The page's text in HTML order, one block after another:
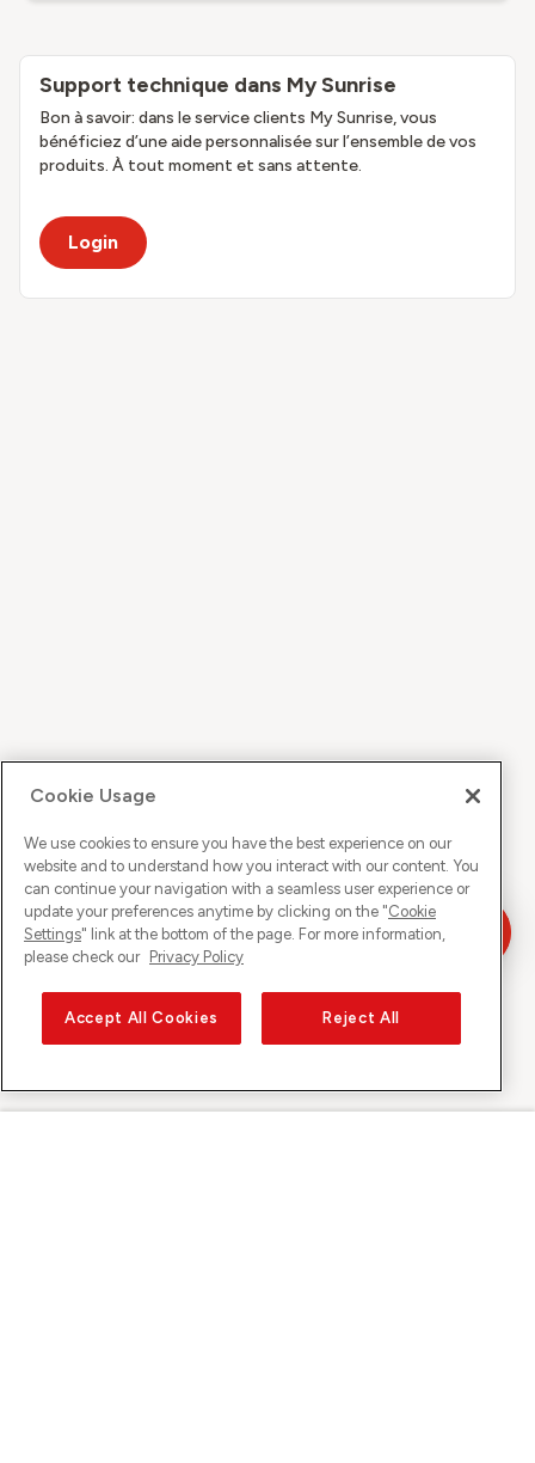
Support technique dans My Sunrise
Bon à savoir: dans le service clients My Sunrise, vous
bénéficiez d’une aide personnalisée sur l’ensemble de vos
produits. À tout moment et sans attente.
Login
Cookie Usage
We use cookies to ensure you have the best experience on our
website and to understand how you interact with our content. You
can continue your navigation with a seamless user experience or
update your preferences anytime by clicking on the "Cookie
Settings" link at the bottom of the page. For more information,
please check our Privacy Policy
Accept All Cookies Reject All